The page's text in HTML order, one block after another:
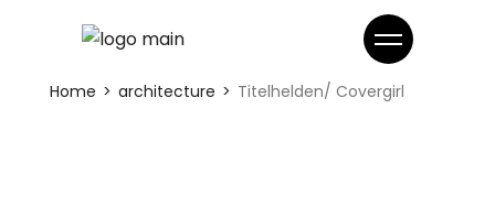
Home architecture Titelhelden/ Covergirl